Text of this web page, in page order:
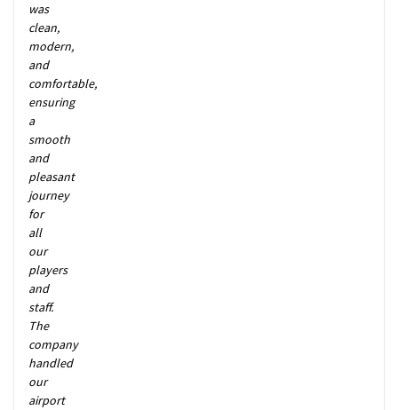
was
clean,
modern,
and
comfortable,
ensuring
a
smooth
and
pleasant
journey
for
all
our
players
and
staff.
The
company
handled
our
airport